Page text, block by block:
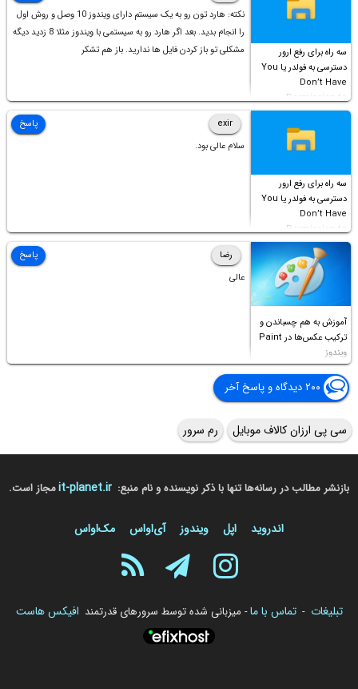
سه راه برای رفع ارور
دسترسی به فولدر یا You
Don’t Have
Permission to
Access this folder
نکته: هارد تون رو به یک سیستم دارای ویندوز 10 وصل و روش اول
را انجام بدید. بعد اگر هارد رو به سیستمی با ویندوز مثلا 8 زدید دیگه
مشکلی تو باز کردن فایل ها ندارید. باز هم تشکر
سه راه برای رفع ارور
دسترسی به فولدر یا You
Don’t Have
Permission to
Access this folder
exir
سلام عالی بود.
پاسخ
آموزش به هم چسباندن و
ترکیب عکس‌ها در Paint
ویندوز
رضا
عالی
پاسخ
۲۰۰ دیدگاه و پاسخ آخر
سی پی ارزان کالاف موبایل رم سرور
بازنشر مطالب در رسانه‌ها تنها با ذکر نویسنده و نام منبع: it-planet.irمجاز است.
اندروید اپل ویندوز آی‌او‌اس مک‌او‌اس
تبلیغات - تماس با ما- میزبانی شده توسط سرورهای قدرتمند افیکس هاست